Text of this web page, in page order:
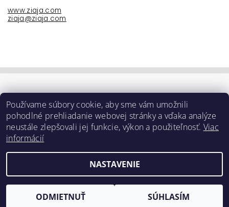
www.ziaja.com
ziaja@ziaja.com
2026 ©e-ziaja.sk, všetky práva vyhradenéUpraviť nastavenie cookies
Používame súbory cookie, aby sme vám umožnili
pohodlné prehliadanie webovej stránky a vďaka analýze
neustále zlepšovali jej funkcie, výkon a použiteľnosť. Viac
informácií
NASTAVENIE
ODMIETNUŤ SÚHLASÍM